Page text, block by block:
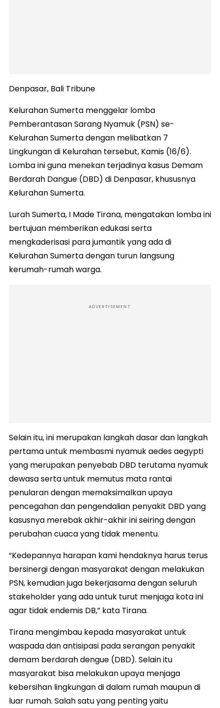
Denpasar, Bali Tribune
Kelurahan Sumerta menggelar lomba
Pemberantasan Sarang Nyamuk (PSN) se-
Kelurahan Sumerta dengan melibatkan 7
Lingkungan di Kelurahan tersebut, Kamis (16/6).
Lomba ini guna menekan terjadinya kasus Demam
Berdarah Dangue (DBD) di Denpasar, khususnya
Kelurahan Sumerta.
Lurah Sumerta, I Made Tirana, mengatakan lomba ini
bertujuan memberikan edukasi serta
mengkaderisasi para jumantik yang ada di
Kelurahan Sumerta dengan turun langsung
kerumah-rumah warga.
ADVERTISEMENT
Selain itu, ini merupakan langkah dasar dan langkah
pertama untuk membasmi nyamuk aedes aegypti
yang merupakan penyebab DBD terutama nyamuk
dewasa serta untuk memutus mata rantai
penularan dengan memaksimalkan upaya
pencegahan dan pengendalian penyakit DBD yang
kasusnya merebak akhir-akhir ini seiring dengan
perubahan cuaca yang tidak menentu.
“Kedepannya harapan kami hendaknya harus terus
bersinergi dengan masyarakat dengan melakukan
PSN, kemudian juga bekerjasama dengan seluruh
stakeholder yang ada untuk turut menjaga kota ini
agar tidak endemis DB,” kata Tirana.
Tirana mengimbau kepada masyarakat untuk
waspada dan antisipasi pada serangan penyakit
demam berdarah dengue (DBD). Selain itu
masyarakat bisa melakukan upaya menjaga
kebersihan lingkungan di dalam rumah maupun di
luar rumah. Salah satu yang penting yaitu